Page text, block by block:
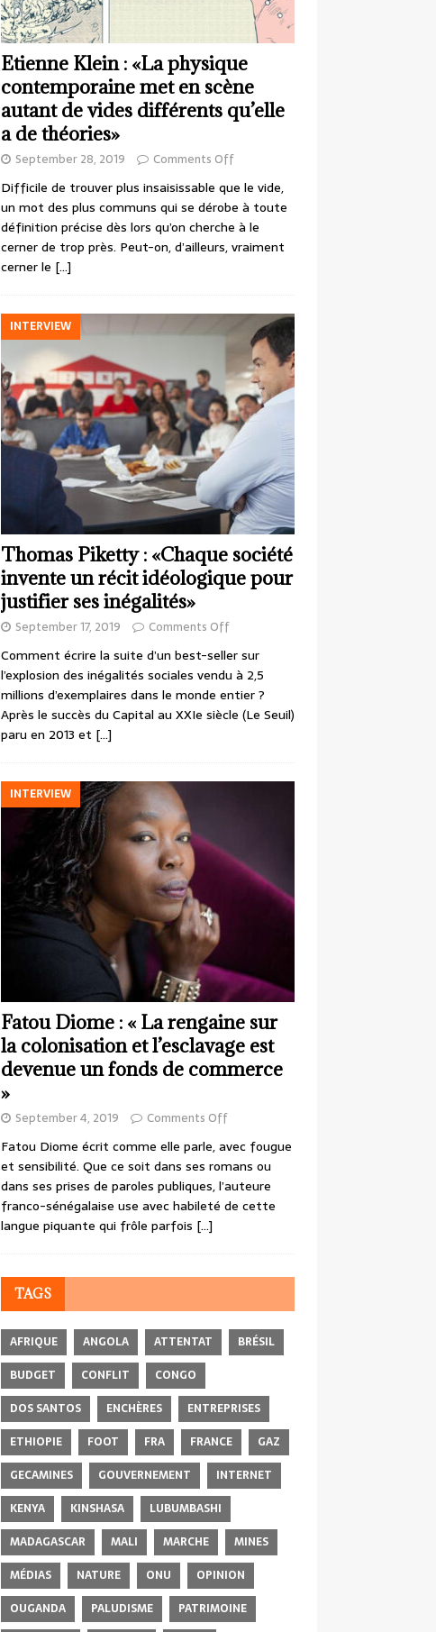
Etienne Klein : «La physique
contemporaine met en scène
autant de vides différents qu’elle
a de théories»
September 28, 2019 Comments Off
Difficile de trouver plus insaisissable que le vide,
un mot des plus communs qui se dérobe à toute
définition précise dès lors qu’on cherche à le
cerner de trop près. Peut-on, d’ailleurs, vraiment
cerner le […]
INTERVIEW
Thomas Piketty : «Chaque société
invente un récit idéologique pour
justifier ses inégalités»
September 17, 2019 Comments Off
Comment écrire la suite d’un best-seller sur
l’explosion des inégalités sociales vendu à 2,5
millions d’exemplaires dans le monde entier ?
Après le succès du Capital au XXIe siècle (Le Seuil)
paru en 2013 et […]
INTERVIEW
Fatou Diome : « La rengaine sur
la colonisation et l’esclavage est
devenue un fonds de commerce
»
September 4, 2019 Comments Off
Fatou Diome écrit comme elle parle, avec fougue
et sensibilité. Que ce soit dans ses romans ou
dans ses prises de paroles publiques, l’auteure
franco-sénégalaise use avec habileté de cette
langue piquante qui frôle parfois […]
TAGS
AFRIQUE ANGOLA ATTENTAT
BRÉSIL
BUDGET
CONFLIT
CONGO
DOS SANTOS
ENCHÈRES
ENTREPRISES
ETHIOPIE
FOOT FRA FRANCE
GAZ
GECAMINES
GOUVERNEMENT
INTERNET
KENYA
KINSHASA
LUBUMBASHI
MADAGASCAR
MALI MARCHE
MINES
MÉDIAS
NATURE ONU
OPINION
OUGANDA
PALUDISME PATRIMOINE